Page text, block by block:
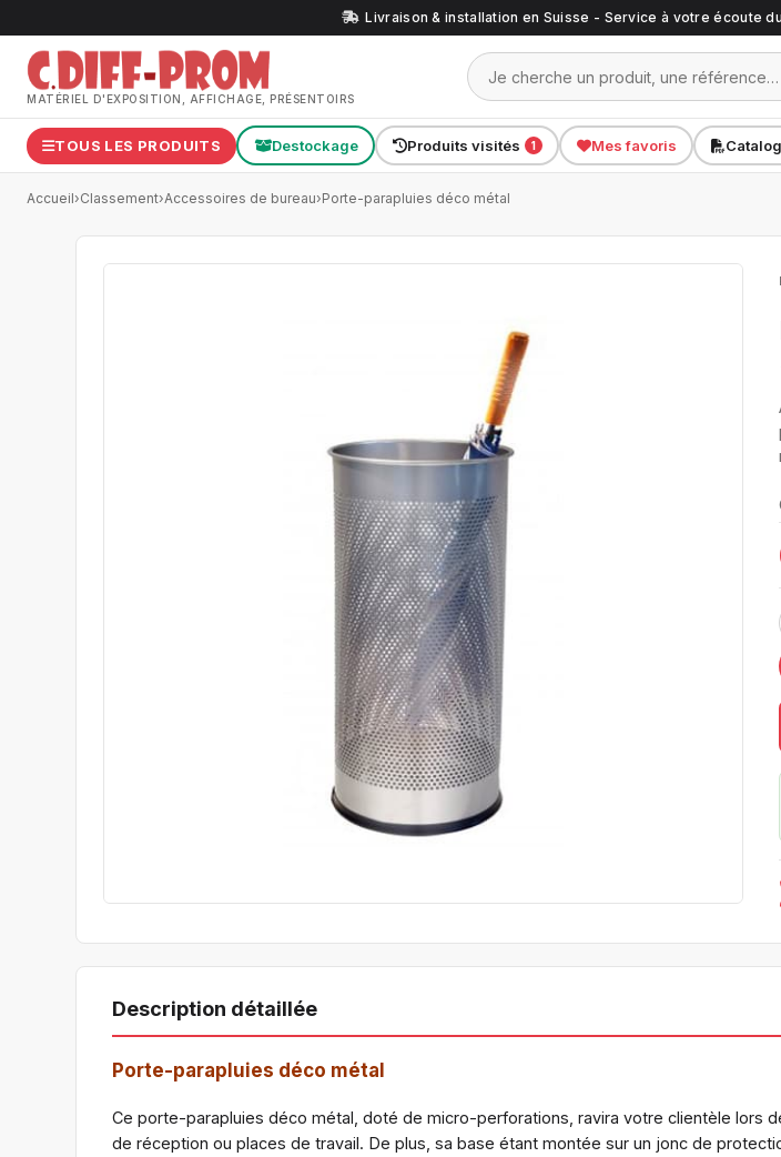
Livraison & installation en Suisse - Service à votre écoute
MATÉRIEL D'EXPOSITION, AFFICHAGE, PRÉSENTOIRS
TOUS LES PRODUITS Destockage Produits visités 1 Mes favoris
Accueil›Classement›Accessoires de bureau›Porte-parapluies déco métal
Description détaillée
Porte-parapluies déco métal
Ce porte-parapluies déco métal, doté de micro-perforations, ravira votre clientèle lors
de réception ou places de travail. De plus, sa base étant montée sur un jonc de